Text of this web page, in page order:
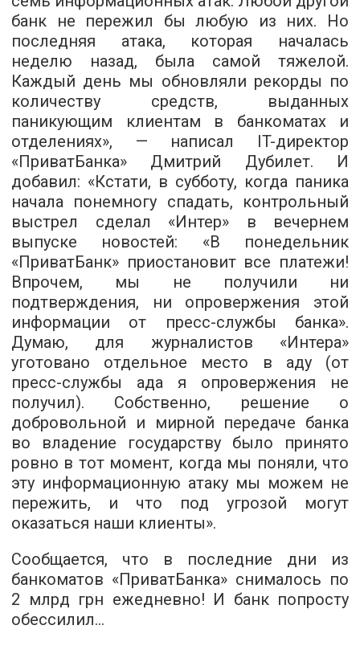
банк не пережил бы любую из них. Но
последняя атака, которая началась
неделю назад, была самой тяжелой.
Каждый день мы обновляли рекорды по
количеству средств, выданных
паникующим клиентам в банкоматах и
отделениях», — написал IT-директор
«ПриватБанка» Дмитрий Дубилет. И
добавил: «Кстати, в субботу, когда паника
начала понемногу спадать, контрольный
выстрел сделал «Интер» в вечернем
выпуске новостей: «В понедельник
«ПриватБанк» приостановит все платежи!
Впрочем, мы не получили ни
подтверждения, ни опровержения этой
информации от пресс-службы банка».
Думаю, для журналистов «Интера»
уготовано отдельное место в аду (от
пресс-службы ада я опровержения не
получил). Собственно, решение о
добровольной и мирной передаче банка
во владение государству было принято
ровно в тот момент, когда мы поняли, что
эту информационную атаку мы можем не
пережить, и что под угрозой могут
оказаться наши клиенты».
Сообщается, что в последние дни из
банкоматов «ПриватБанка» снималось по
2 млрд грн ежедневно! И банк попросту
обессилил…